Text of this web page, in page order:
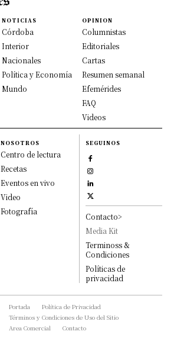
NOTICIAS
Córdoba
Interior
Nacionales
Política y Economía
Mundo
OPINION
Columnistas
Editoriales
Cartas
Resumen semanal
Efemérides
FAQ
Videos
NOSOTROS
Centro de lectura
Recetas
Eventos en vivo
Video
Fotografía
SEGUINOS
Contacto>
Media Kit
Terminoss &
Condiciones
Políticas de
privacidad
Portada
Política de Privacidad
Términos y Condiciones de Uso del Sitio
Area Comercial
Contacto